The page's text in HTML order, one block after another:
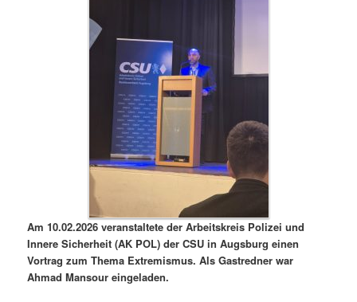
Am 10.02.2026 veranstaltete der Arbeitskreis Polizei und
Innere Sicherheit (AK POL) der CSU inAugsburg einen
Vortrag zum Thema Extremismus. Als Gastredner war
Ahmad Mansour eingeladen.